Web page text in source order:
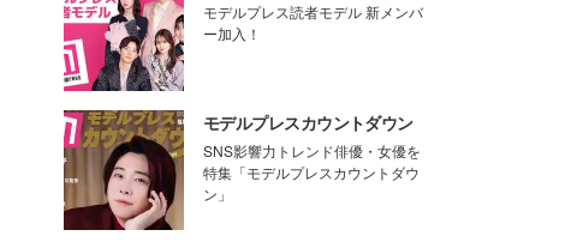
モデルプレス読者モデル 新メンバ
ー加入！
モデルプレスカウントダウン
SNS影響力トレンド俳優・女優を
特集「モデルプレスカウントダウ
ン」